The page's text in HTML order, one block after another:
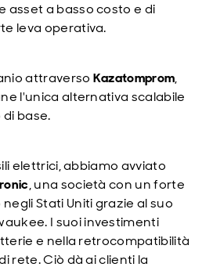
asset a basso costo e di
leva operativa.
attraverso Kazatomprom,
l'unica alternativa scalabile
base.
elettrici, abbiamo avviato
, una società con un forte
Stati Uniti grazie al suo
I suoi investimenti
e nella retrocompatibilità
rete. Ciò dà ai clienti la